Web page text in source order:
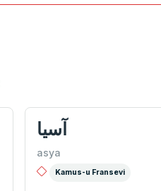
آسيا
asya
Kamus-u Fransevi